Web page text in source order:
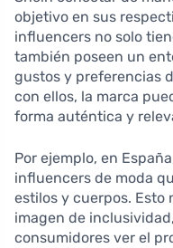
objetivo en sus
influencers no solo
también poseen un
gustos y preferencias
con ellos, la marca
forma auténtica y
Por ejemplo, en
influencers de moda
estilos y cuerpos. Esto
imagen de
consumidores ver el